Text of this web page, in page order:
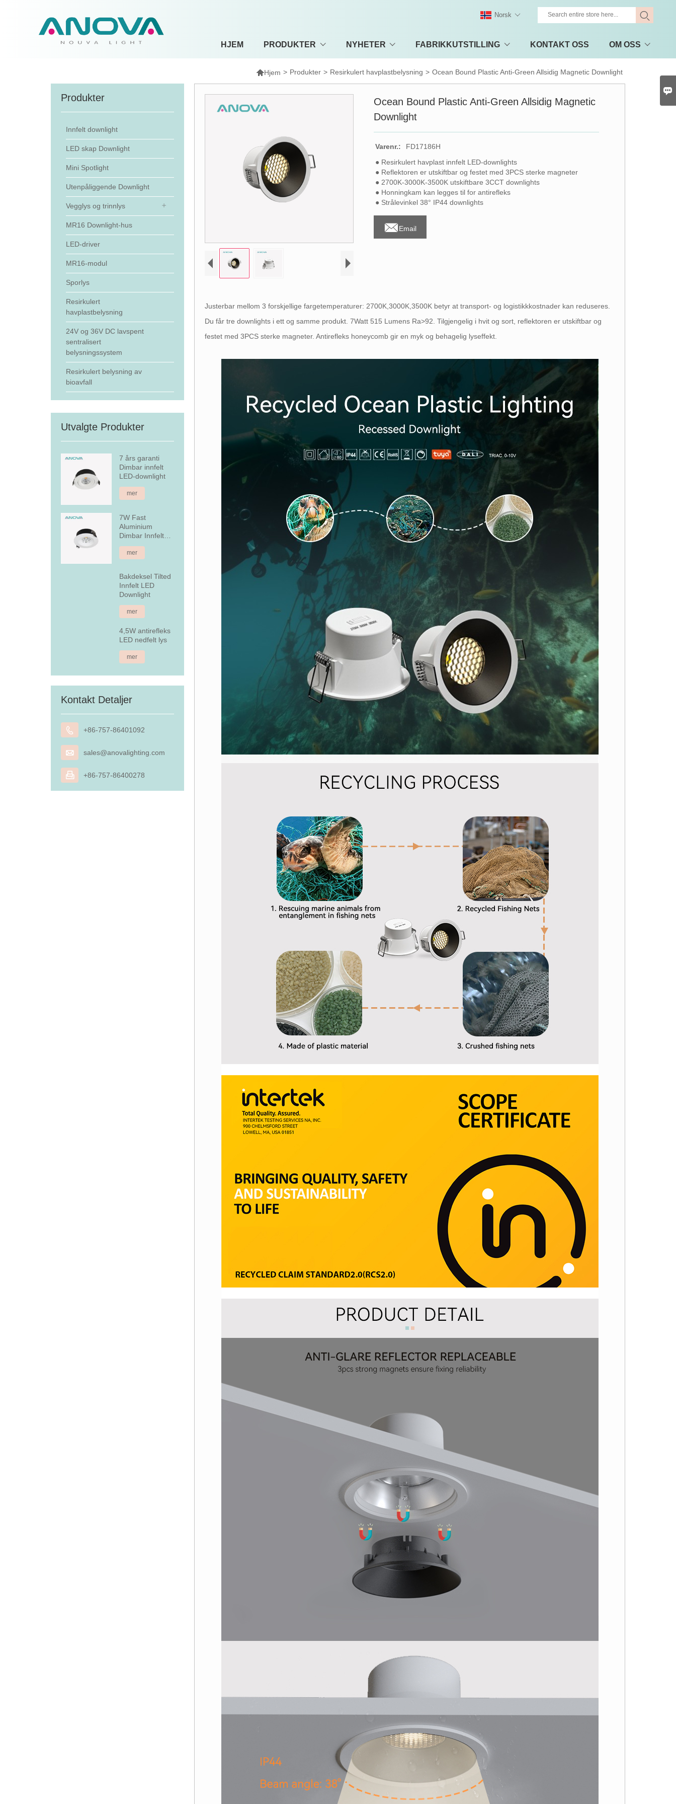
HJEM PRODUKTER NYHETER FABRIKKUTSTILLING KONTAKT OSS OM OSS
Norsk
Hjem > Produkter > Resirkulert havplastbelysning > Ocean Bound Plastic Anti-Green Allsidig Magnetic Downlight
Produkter
Innfelt downlight
LED skap Downlight
Mini Spotlight
Utenpåliggende Downlight
Vegglys og trinnlys
MR16 Downlight-hus
LED-driver
MR16-modul
Sporlys
Resirkulert
havplastbelysning
24V og 36V DC lavspent
sentralisert
belysningssystem
Resirkulert belysning av
bioavfall
Utvalgte Produkter
7 års garanti
Dimbar innfelt
LED-downlight
mer
7W Fast
Aluminium
Dimbar Innfelt
LED Downlight
mer
Bakdeksel Tilted
Innfelt LED
Downlight
mer
4,5W antirefleks
LED nedfelt lys
mer
Kontakt Detaljer
 +86-757-86401092
 sales@anovalighting.com
 +86-757-86400278
Ocean Bound Plastic Anti-Green Allsidig Magnetic
Downlight
Varenr.:
FD17186H
● Resirkulert havplast innfelt LED-downlights
● Reflektoren er utskiftbar og festet med 3PCS sterke magneter
● 2700K-3000K-3500K utskiftbare 3CCT downlights
● Honningkam kan legges til for antirefleks
● Strålevinkel 38° IP44 downlights
Email
Justerbar mellom 3 forskjellige fargetemperaturer: 2700K,3000K,3500K betyr at transport- og logistikkkostnader kan reduseres.
Du får tre downlights i ett og samme produkt. 7Watt 515 Lumens Ra>92. Tilgjengelig i hvit og sort, reflektoren er utskiftbar og
festet med 3PCS sterke magneter. Antirefleks honeycomb gir en myk og behagelig lyseffekt.
